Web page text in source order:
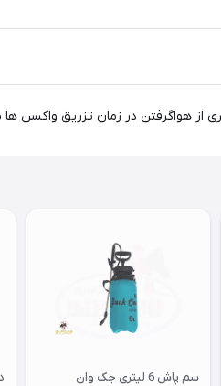
هواگرفتن در زمان تزریق واکسن ها
سم پاش 6 لیتری جک وان